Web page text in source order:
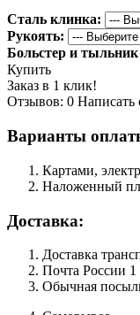
Сталь клинка:
Рукоять:
Больстер и
Купить
Заказ в 1 клик!
Отзывов: 0 Написать
Варианты
Картами,
Наложенный
Доставка:
Доставка
Почта России 1
Обычная